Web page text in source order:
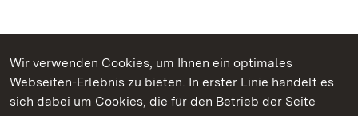
Wir verwenden Cookies, um Ihnen ein optimales
Webseiten-Erlebnis zu bieten. In erster Linie handelt es
sich dabei um Cookies, die für den Betrieb der Seite
Kommen. Staunen. Genießen.